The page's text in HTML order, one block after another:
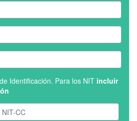
Identificación. Para los NIT incluir